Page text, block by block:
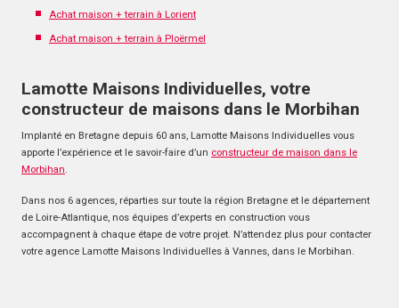
Achat maison + terrain à Lorient
Achat maison + terrain à Ploërmel
Lamotte Maisons Individuelles, votre
constructeur de maisons dans le Morbihan
Implanté en Bretagne depuis 60 ans, Lamotte Maisons Individuelles vous
apporte l’expérience et le savoir-faire d’un constructeur de maison dans le
Morbihan.
Dans nos 6 agences, réparties sur toute la région Bretagne et le département
de Loire-Atlantique, nos équipes d’experts en construction vous
accompagnent à chaque étape de votre projet. N’attendez plus pour contacter
votre agence Lamotte Maisons Individuelles à Vannes, dans le Morbihan.